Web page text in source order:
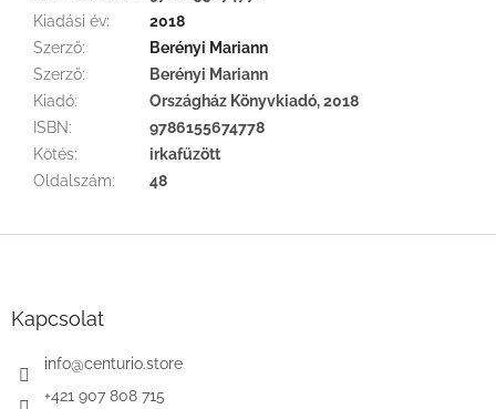
Kiadási év:
2018
Szerző:
Berényi Mariann
Szerző:
Berényi Mariann
Kiadó:
Országház Könyvkiadó, 2018
ISBN:
9786155674778
Kötés:
irkafűzött
Oldalszám: 48
Kapcsolat
info@centurio.store
+421 907 808 715